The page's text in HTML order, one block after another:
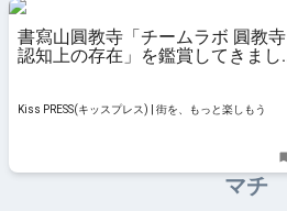
書寫山圓教寺「チームラボ 圓教寺
認知上の存在」を鑑賞してきまし
Kiss PRESS(キッスプレス) | 街を、もっと楽しもう
マチ